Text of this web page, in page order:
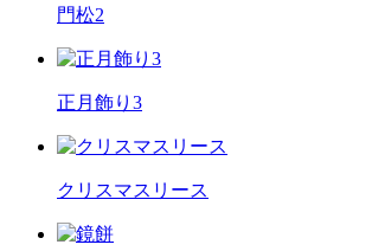
門松2
正月飾り3
クリスマスリース